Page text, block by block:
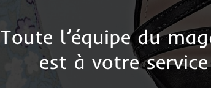
Toute l’équipe du
est à votre